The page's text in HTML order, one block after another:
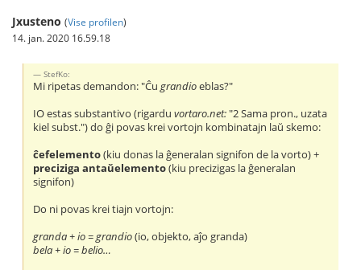
Jxusteno (Vise profilen)
14. jan. 2020 16.59.18
StefKo:
Mi ripetas demandon: "Ĉugrandioeblas?"
IO estas substantivo (rigarduvortaro.net:"2 Sama pron., uzata
kiel subst.") do ĝi povas krei vortojn kombinatajn laŭ skemo:
ĉefelemento(kiu donas la ĝeneralan signifon de la vorto) +
preciziga antaŭelemento(kiu precizigas la ĝeneralan
signifon)
Do ni povas krei tiajn vortojn:
granda + io = grandio(io, objekto, aĵo granda)
bela + io = belio…